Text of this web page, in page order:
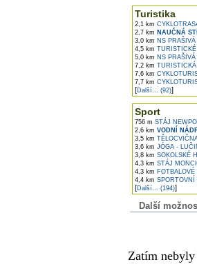
Turistika
2,1 km
2,7 km NAUČNÁ
3,0 km NS
4,5 km
5,0 km NS
7,2 km
7,6 km
7,7 km
[Další... (92)]
Sport
756 m STÁJ
2,6 km VODNÍ
3,5 km
3,6 km JÓGA -
3,8 km SOKOLSKÉ
4,3 km STÁJ
4,3 km
4,4 km SPORTOVNÍ
[Další... (194)]
Další
Zatím nebyly